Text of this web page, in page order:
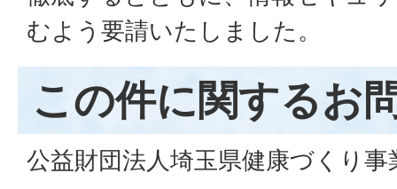
むよう要請いたしました。
この件に関するお
公益財団法人埼玉県健康づくり事